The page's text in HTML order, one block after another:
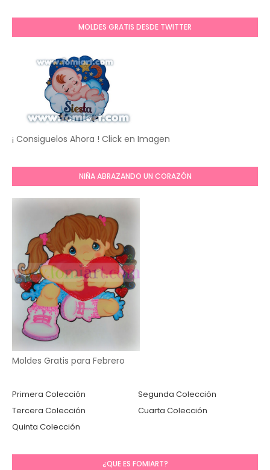
MOLDES GRATIS DESDE TWITTER
¡ Consiguelos Ahora ! Click en Imagen
NIÑA ABRAZANDO UN CORAZÓN
Moldes Gratis para Febrero
Primera Colección
Segunda Colección
Tercera Colección
Cuarta Colección
Quinta Colección
¿QUE ES FOMIART?